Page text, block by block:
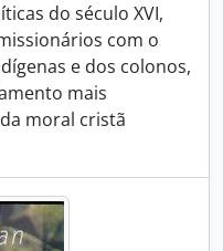
do século XVI,
com o
e dos colonos,
mais
moral cristã